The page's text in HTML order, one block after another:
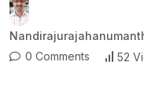
0 Comments 52